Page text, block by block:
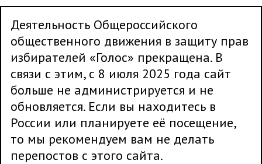
Деятельность Общероссийского
общественного движения в защиту прав
избирателей «Голос» прекращена. В
связи с этим, с 8 июля 2025 года сайт
больше не администрируется и не
обновляется. Если вы находитесь в
России или планируете её посещение,
то мы рекомендуем вам не делать
перепостов с этого сайта.